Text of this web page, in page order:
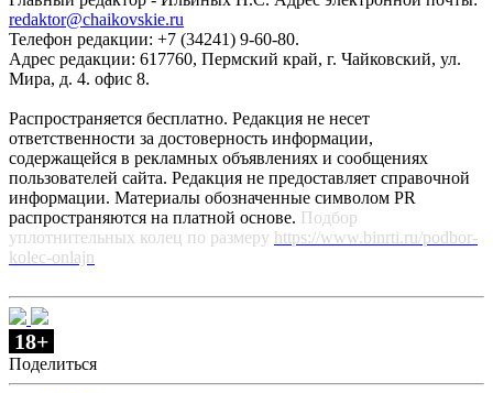
redaktor@chaikovskie.ru
Телефон редакции: +7 (34241) 9-60-80.
Адрес редакции: 617760, Пермский край, г. Чайковский, ул.
Мира, д. 4. офис 8.
Распространяется бесплатно. Редакция не несет
ответственности за достоверность информации,
содержащейся в рекламных объявлениях и сообщениях
пользователей сайта. Редакция не предоставляет справочной
информации. Материалы обозначенные символом PR
распространяются на платной основе. Подбор
уплотнительных колец по размеру https://www.binrti.ru/podbor-
kolec-onlajn
18+
Поделиться